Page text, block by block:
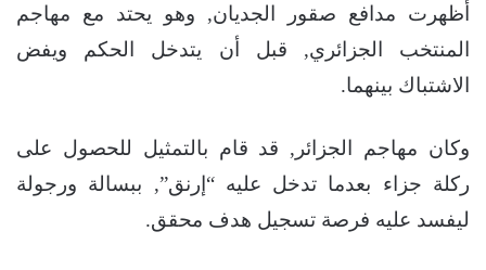
أظهرت مدافع صقور الجديان, وهو يحتد مع مهاجم
المنتخب الجزائري, قبل أن يتدخل الحكم ويفض
الاشتباك بينهما.
وكان مهاجم الجزائر, قد قام بالتمثيل للحصول على
ركلة جزاء بعدما تدخل عليه “إرنق”, ببسالة ورجولة
ليفسد عليه فرصة تسجيل هدف محقق.